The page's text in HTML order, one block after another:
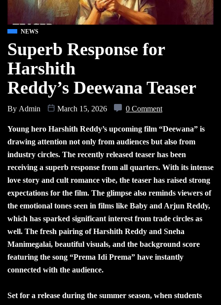
NEWS
Superb Response for
Harshith
Reddy’s Deewana Teaser
By Admin March 15, 2026 0 Comment
Young hero Harshith Reddy’s upcoming film “Deewana” is
drawing attention not only from audiences but also from
industry circles. The recently released teaser has been
receiving a superb response from all quarters. With its intense
love story and cult romance vibe, the teaser has raised strong
expectations for the film. The glimpse also reminds viewers of
the emotional tones seen in films like Baby and Arjun Reddy,
which has sparked significant interest from trade circles as
well. The fresh pairing of Harshith Reddy and Sneha
Manimegalai, beautiful visuals, and the background score
featuring the song “Prema Idi Prema” have instantly
connected with the audience.
Set for a release during the summer season, when students